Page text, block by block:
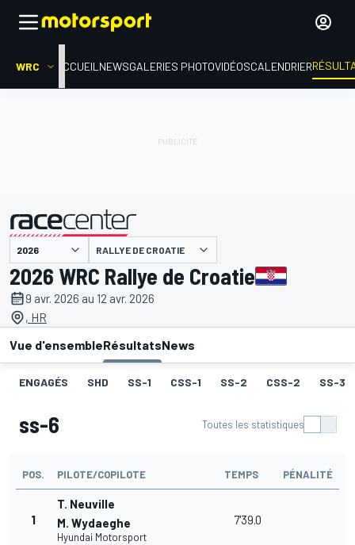
WRC ACCUEIL NEWSGALERIES PHOTOVIDÉOSCALENDRIER
présenté par RALLYE DE CROATIE
2026 WRC Rallye de Croatie
9 avr. 2026 au 12 avr. 2026
, HR
Vue d'ensembleRésultatsNews
ENGAGÉS SHD SS-1 CSS-1 SS-2 CSS-2 SS-3
ss-6 Toutes les statistiques
POS. PILOTE/COPILOTE TEMPS PÉNALITÉ
1
T. Neuville
M. Wydaeghe
Hyundai Motorsport
7'39.0